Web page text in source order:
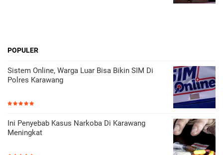
POPULER
Sistem Online, Warga Luar Bisa Bikin SIM Di
Polres Karawang
Ini Penyebab Kasus Narkoba Di Karawang
Meningkat